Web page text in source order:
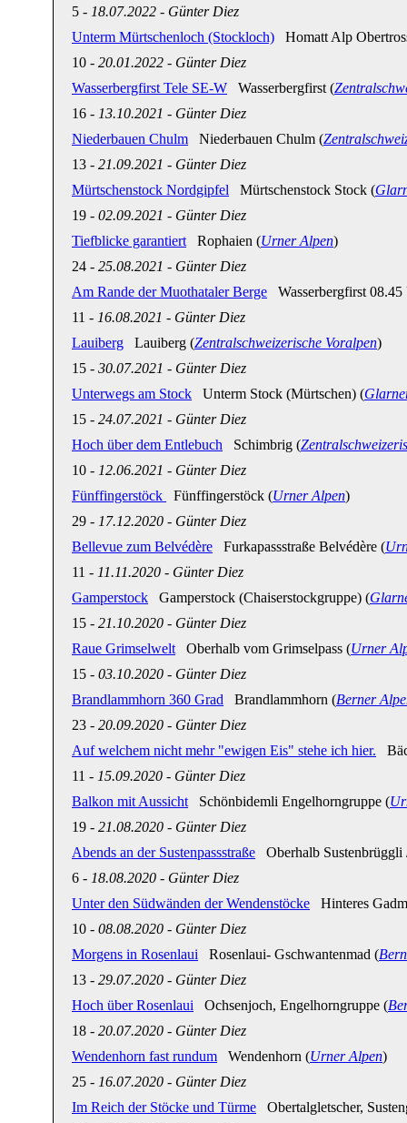
5 - 18.07.2022 - Günter Diez
Unterm Mürtschenloch (Stockloch) Homatt Alp
10 - 20.01.2022 - Günter Diez
Wasserbergfirst Tele SE-W Wasserbergfirst (
16 - 13.10.2021 - Günter Diez
Niederbauen Chulm Niederbauen Chulm (
13 - 21.09.2021 - Günter Diez
Mürtschenstock Nordgipfel Mürtschenstock Stock (
19 - 02.09.2021 - Günter Diez
Tiefblicke garantiert Rophaien (Urner Alpen)
24 - 25.08.2021 - Günter Diez
Am Rande der Muothataler Berge Wasserbergfirst 08.45
11 - 16.08.2021 - Günter Diez
Lauiberg Lauiberg (Zentralschweizerische Voralpen)
15 - 30.07.2021 - Günter Diez
Unterwegs am Stock Unterm Stock (Mürtschen) (
15 - 24.07.2021 - Günter Diez
Hoch über dem Entlebuch Schimbrig (
10 - 12.06.2021 - Günter Diez
Fünffingerstöck
Fünffingerstöck (Urner Alpen)
29 - 17.12.2020 - Günter Diez
Bellevue zum Belvédère Furkapassstraße Belvédère (
11 - 11.11.2020 - Günter Diez
Gamperstock Gamperstock (Chaiserstockgruppe) (
15 - 21.10.2020 - Günter Diez
Raue Grimselwelt Oberhalb vom Grimselpass (Urner
15 - 03.10.2020 - Günter Diez
Brandlammhorn 360 Grad Brandlammhorn (Berner
23 - 20.09.2020 - Günter Diez
Auf welchem nicht mehr "ewigen Eis" stehe ich hier.
11 - 15.09.2020 - Günter Diez
Balkon mit Aussicht Schönbidemli Engelhorngruppe (
19 - 21.08.2020 - Günter Diez
Abends an der Sustenpassstraße Oberhalb Sustenbrüggli
6 - 18.08.2020 - Günter Diez
Unter den Südwänden der Wendenstöcke Hinteres
10 - 08.08.2020 - Günter Diez
Morgens in Rosenlaui Rosenlaui- Gschwantenmad (
13 - 29.07.2020 - Günter Diez
Hoch über Rosenlaui Ochsenjoch, Engelhorngruppe (
18 - 20.07.2020 - Günter Diez
Wendenhorn fast rundum Wendenhorn (Urner Alpen)
25 - 16.07.2020 - Günter Diez
Im Reich der Stöcke und Türme Obertalgletscher,